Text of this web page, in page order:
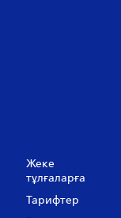
Жеке
тұлғаларға
Тарифтер